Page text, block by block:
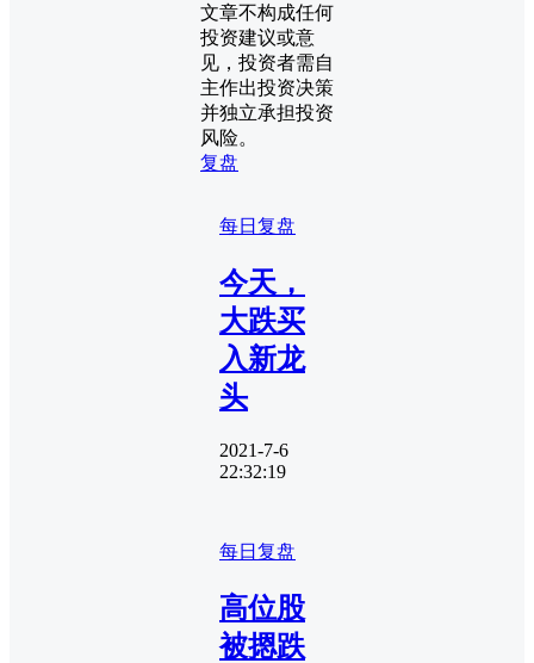
文章不构成任何
投资建议或意
见，投资者需自
主作出投资决策
并独立承担投资
风险。
复盘
每日复盘
今天，
大跌买
入新龙
头
2021-7-6
22:32:19
每日复盘
高位股
被摁跌